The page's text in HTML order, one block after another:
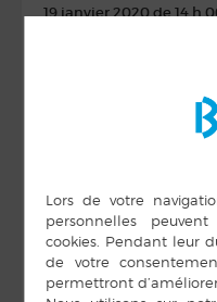
19 janvier 2020 de 14 h
DÉTAILS
Date :
19 janvier 2020
Heure :